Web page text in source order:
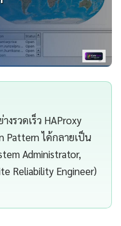
รวดเร็ว HAProxy
Pattern ได้กลายเป็น
Administrator,
Reliability Engineer)